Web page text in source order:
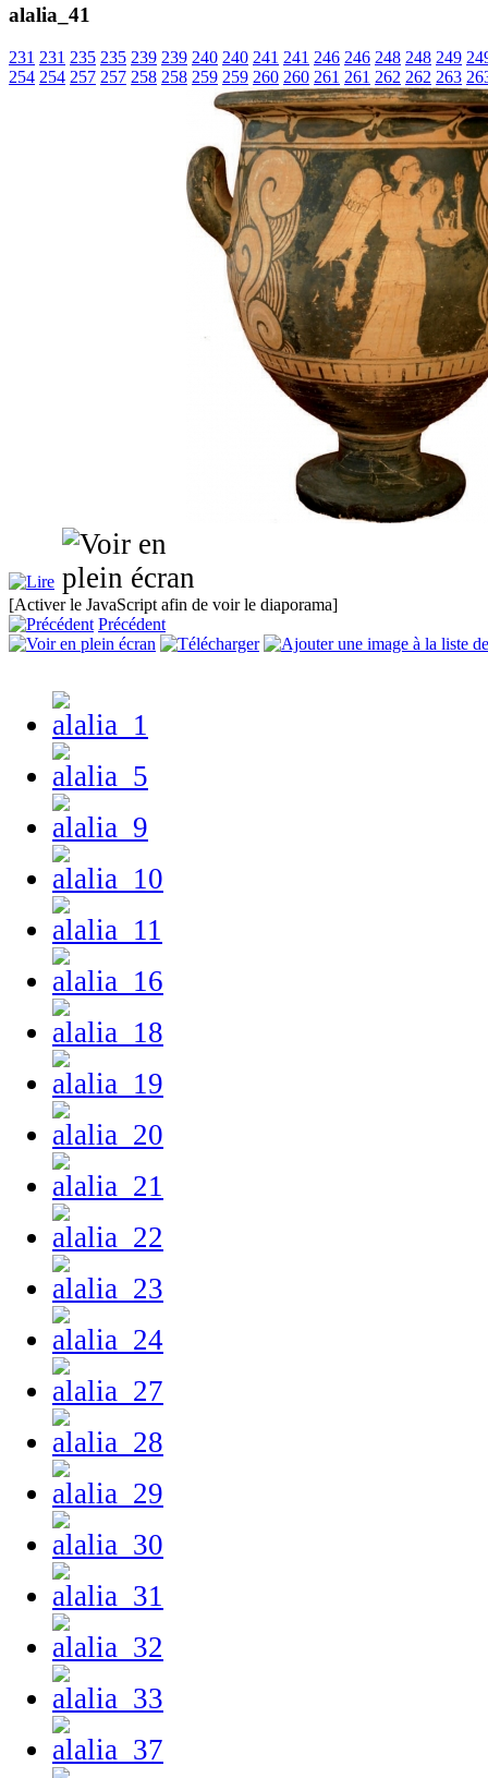
alalia_41
231 231 235 235 239 239 240 240 241 241 246 246 248 248 249
254 254 257 257 258 258 259 259 260 260 261 261 262 262 263
[Activer le JavaScript afin de voir le diaporama]
Précédent